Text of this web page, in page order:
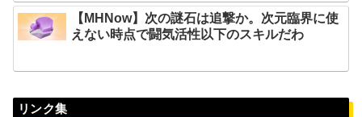
【MHNow】次の謎石は追撃か。次元臨界に使
えない時点で闘気活性以下のスキルだわ
リンク集